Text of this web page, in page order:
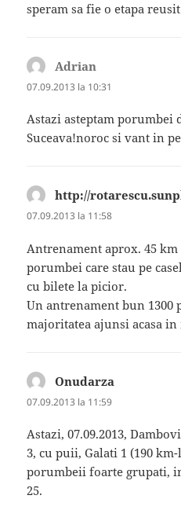
speram sa fie o etapa
Adrian
07.09.2013 la 10:31
Astazi asteptam porumbei
Suceava!noroc si vant in
http://
07.09.2013 la 11:58
Antrenament aprox. 45
porumbei care stau pe
cu bilete la picior.
Un antrenament bun 1300
majoritatea ajunsi acasa
Onudarza
07.09.2013 la 11:59
Astazi, 07.09.2013,
3, cu puii, Galati 1 (190
porumbeii foarte grupati,
25.